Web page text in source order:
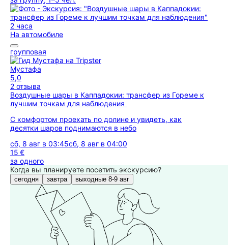
2 часа
На автомобиле
групповая
Мустафа
5,0
2 отзыва
Воздушные шары в Каппадокии: трансфер из Гореме к
лучшим точкам для наблюдения
С комфортом проехать по долине и увидеть, как
десятки шаров поднимаются в небо
сб, 8 авг в 03:45сб, 8 авг в 04:00
15 €
за одного
Когда вы планируете посетить экскурсию?
сегодня завтра выходные 8-9 авг